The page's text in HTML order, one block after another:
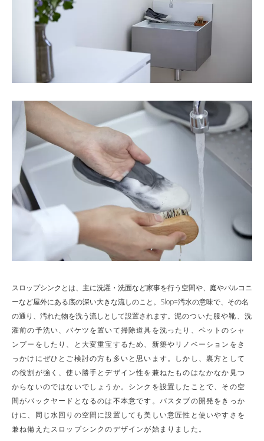
スロップシンクとは、主に洗濯・洗面など家事を行う空間や、庭やバルコニ
ーなど屋外にある底の深い大きな流しのこと。Slop=汚水の意味で、その名
の通り、汚れた物を洗う流しとして設置されます。 泥のついた服や靴、洗
濯前の予洗い、バケツを置いて掃除道具を洗ったり、ペットのシャ
ンプーをしたり、と大変重宝するため、新築やリノベーションをき
っかけにぜひとご検討の方も多いと思います。しかし、裏方として
の役割が強く、使い勝手とデザイン性を兼ねたものはなかなか見つ
からないのではないでしょうか。シンクを設置したことで、その空
間がバックヤードと なるのは不本意です。バスタブの開発をきっか
けに、同じ水回りの空間に設置しても美しい意匠性と使いやすさを
兼ね備えたスロップシンクのデザインが始まりました。